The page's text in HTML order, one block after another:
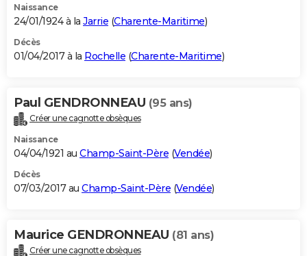
Naissance
24/01/1924 à la Jarrie (Charente-Maritime)
Décès
01/04/2017 à la Rochelle (Charente-Maritime)
Paul GENDRONNEAU (95 ans)
Créer une cagnotte obsèques
Naissance
04/04/1921 au Champ-Saint-Père (Vendée)
Décès
07/03/2017 au Champ-Saint-Père (Vendée)
Maurice GENDRONNEAU (81 ans)
Créer une cagnotte obsèques